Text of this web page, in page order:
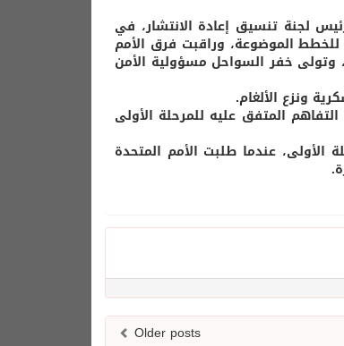
لجنة تنسيق إعادة الانتشار، في
للخطط الموضوعة، وراقبت فرق الأمم
وتولى خفر السواحل مسؤولية الأمن
ونزع الألغام.
المتفق عليه للمرحلة الأولى
الأولى، عندما طلبت الأمم المتحدة
Older posts